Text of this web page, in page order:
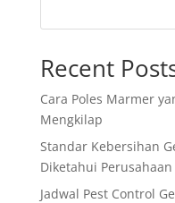
Recent
Cara Poles Marmer
Mengkilap
Standar Kebersihan
Diketahui Perusahaan
Jadwal Pest Control